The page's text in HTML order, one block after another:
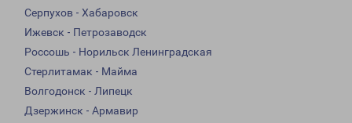
Серпухов - Хабаровск
Ижевск - Петрозаводск
Россошь - Норильск Ленинградская
Стерлитамак - Майма
Волгодонск - Липецк
Дзержинск - Армавир